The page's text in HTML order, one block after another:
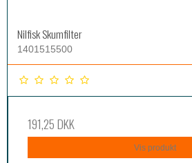
Nilfisk Skumfilter
1401515500
191,25 DKK
Vis produkt